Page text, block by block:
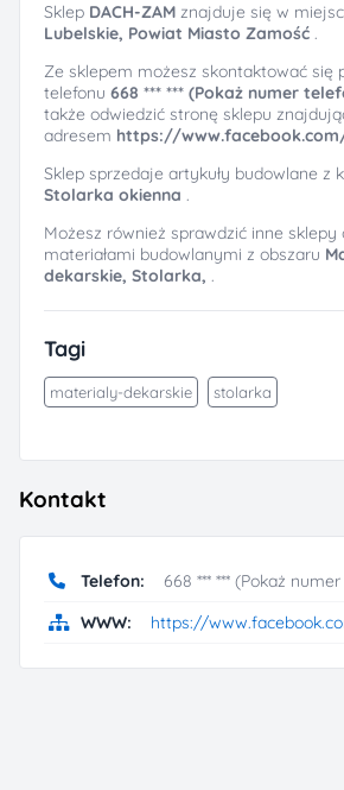
Sklep DACH-ZAM znajduje się w
Lubelskie, Powiat Miasto Zamość .
Ze sklepem możesz skontaktować się
telefonu 668 *** *** (Pokaż numer
także odwiedzić stronę sklepu
adresem https://
Sklep sprzedaje artykuły budowlane z
Stolarka okienna .
Możesz również sprawdzić inne sklepy
materiałami budowlanymi z obszaru
dekarskie, Stolarka, .
Tagi
materialy-dekarskie stolarka
Kontakt
Telefon:
668 *** *** (Pokaż
WWW:
https://